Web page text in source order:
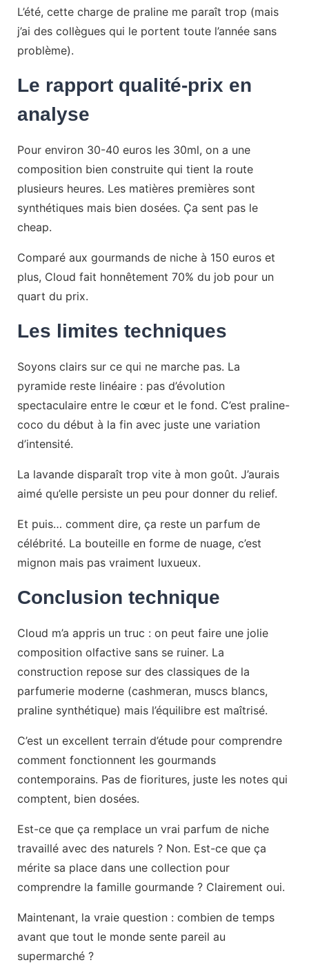
L’été, cette charge de praline me paraît trop (mais
j’ai des collègues qui le portent toute l’année sans
problème).
Le rapport qualité-prix en
analyse
Pour environ 30-40 euros les 30ml, on a une
composition bien construite qui tient la route
plusieurs heures. Les matières premières sont
synthétiques mais bien dosées. Ça sent pas le
cheap.
Comparé aux gourmands de niche à 150 euros et
plus, Cloud fait honnêtement 70% du job pour un
quart du prix.
Les limites techniques
Soyons clairs sur ce qui ne marche pas. La
pyramide reste linéaire : pas d’évolution
spectaculaire entre le cœur et le fond. C’est praline-
coco du début à la fin avec juste une variation
d’intensité.
La lavande disparaît trop vite à mon goût. J’aurais
aimé qu’elle persiste un peu pour donner du relief.
Et puis… comment dire, ça reste un parfum de
célébrité. La bouteille en forme de nuage, c’est
mignon mais pas vraiment luxueux.
Conclusion technique
Cloud m’a appris un truc : on peut faire une jolie
composition olfactive sans se ruiner. La
construction repose sur des classiques de la
parfumerie moderne (cashmeran, muscs blancs,
praline synthétique) mais l’équilibre est maîtrisé.
C’est un excellent terrain d’étude pour comprendre
comment fonctionnent les gourmands
contemporains. Pas de fioritures, juste les notes qui
comptent, bien dosées.
Est-ce que ça remplace un vrai parfum de niche
travaillé avec des naturels ? Non. Est-ce que ça
mérite sa place dans une collection pour
comprendre la famille gourmande ? Clairement oui.
Maintenant, la vraie question : combien de temps
avant que tout le monde sente pareil au
supermarché ?